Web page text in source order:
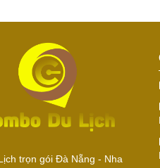
trọn gói Đà Nẵng - Nha